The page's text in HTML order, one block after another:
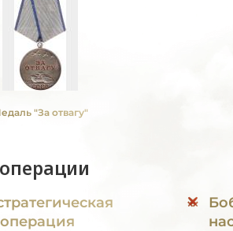
"За отвагу"